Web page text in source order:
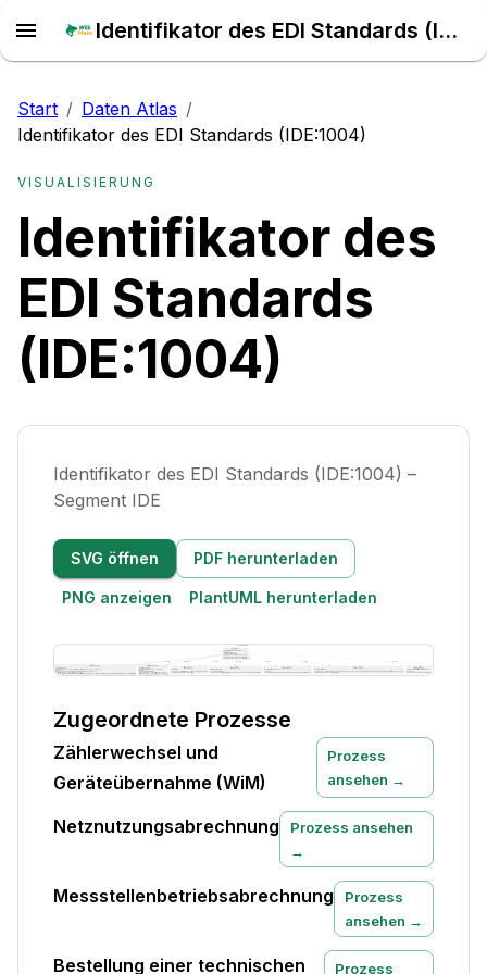
Identifikator des EDI Standards (IDE:1004) – Daten Atlas
Start / Daten Atlas /
Identifikator des EDI Standards (IDE:1004)
VISUALISIERUNG
Identifikator des
EDI Standards
(IDE:1004)
Identifikator des EDI Standards (IDE:1004) –
Segment IDE
SVG öffnen PDF herunterladen
PNG anzeigen PlantUML herunterladen
Zugeordnete Prozesse
Zählerwechsel und
Geräteübernahme (WiM)
Prozess
ansehen →
Netznutzungsabrechnung
Prozess ansehen
→
Messstellenbetriebsabrechnung
Prozess
ansehen →
Bestellung einer technischen Prozess